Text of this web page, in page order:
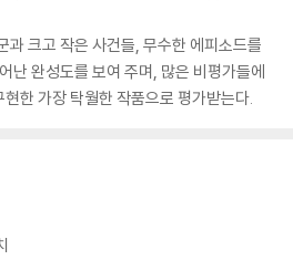
과 크고 작은 사건들, 무수한 에피소드를
난 완성도를 보여 주며, 많은 비평가들에
한 가장 탁월한 작품으로 평가받는다.